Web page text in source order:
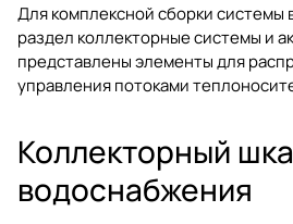
Для комплексной сборки системы
раздел коллекторные системы и
представлены элементы для
управления потоками
Коллекторный
водоснабжения